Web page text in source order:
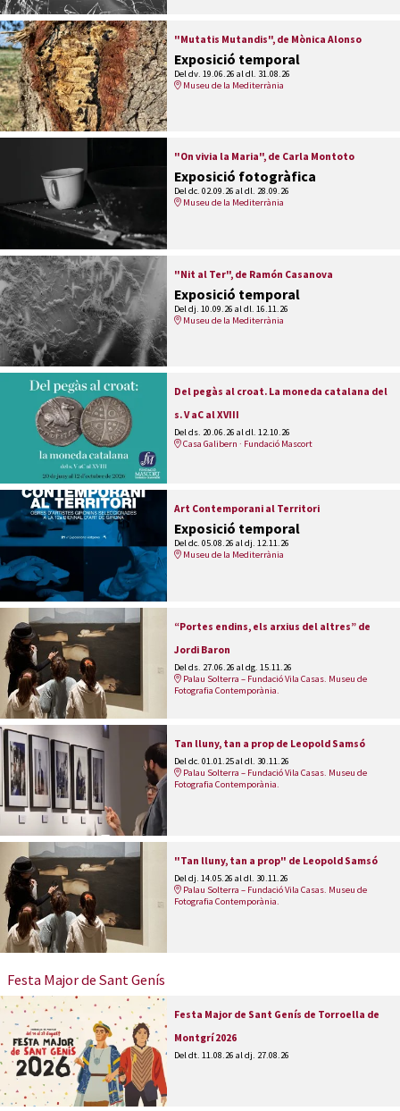
"Mutatis Mutandis", de Mònica Alonso
Exposició temporal
Del dv. 19.06.26 al dl. 31.08.26
Museu de la Mediterrània
"On vivia la Maria", de Carla Montoto
Exposició fotogràfica
Del dc. 02.09.26 al dl. 28.09.26
Museu de la Mediterrània
"Nit al Ter", de Ramón Casanova
Exposició temporal
Del dj. 10.09.26 al dl. 16.11.26
Museu de la Mediterrània
Del pegàs al croat. La moneda catalana del
s. V aC al XVIII
Del ds. 20.06.26 al dl. 12.10.26
Casa Galibern · Fundació Mascort
Art Contemporani al Territori
Exposició temporal
Del dc. 05.08.26 al dj. 12.11.26
Museu de la Mediterrània
“Portes endins, els arxius del altres” de
Jordi Baron
Del ds. 27.06.26 al dg. 15.11.26
Palau Solterra – Fundació Vila Casas. Museu de
Fotografia Contemporània.
Tan lluny, tan a prop de Leopold Samsó
Del dc. 01.01.25al dl. 30.11.26
Palau Solterra – Fundació Vila Casas. Museu de
Fotografia Contemporània.
"Tan lluny, tan a prop" de Leopold Samsó
Del dj. 14.05.26 al dl. 30.11.26
Palau Solterra – Fundació Vila Casas. Museu de
Fotografia Contemporània.
Festa Major de Sant Genís
Festa Major de Sant Genís de Torroella de
Montgrí 2026
Del dt. 11.08.26 al dj. 27.08.26